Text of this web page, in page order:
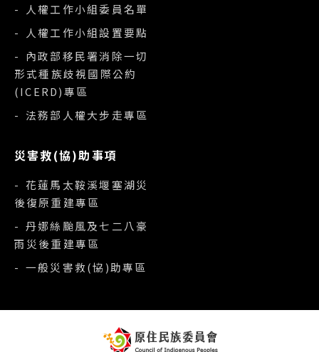
- 人權工作小組委員名單
- 人權工作小組設置要點
- 內政部移民署消除一切
形式種族歧視國際公約
(ICERD)專區
- 法務部人權大步走專區
災害救(協)助事項
- 花蓮馬太鞍溪堰塞湖災
後復原重建專區
- 丹娜絲颱風及七二八豪
雨災後重建專區
- 一般災害救(協)助專區